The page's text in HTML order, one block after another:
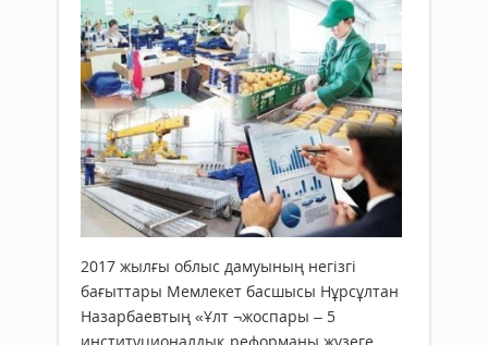
2017 жылғы облыс дамуының негізгі
бағыттары Мемлекет басшысы Нұрсұлтан
Назарбаевтың «Ұлт ¬жоспары – 5